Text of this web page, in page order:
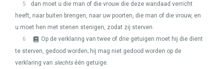
5
dan moet u die man of die vrouw die deze wandaad verricht
heeft, naar buiten brengen, naar uw poorten, die man of die vrouw, en
u moet hen met stenen stenigen, zodat zij sterven.
6
Op de verklaring van twee of drie getuigen moet hij die dient
te sterven, gedood worden; hij mag niet gedood worden op de
verklaring van slechtséén getuige.